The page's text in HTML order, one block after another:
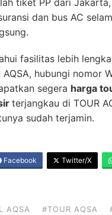
tiket PP dari
dan bus AC
fasilitas lebih
hubungi nomor
segera harga
terjangkau di TOUR
sudah terjamin.
Facebook Twitter/X
AQSA #TOUR AQSA